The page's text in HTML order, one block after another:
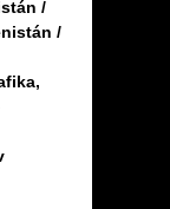
/
/